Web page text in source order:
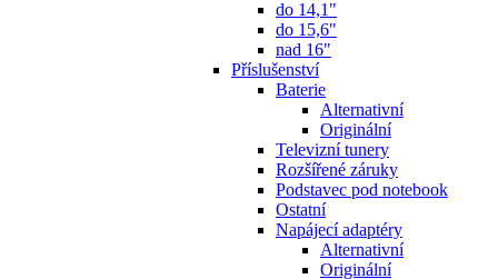
do 14,1"
do 15,6"
nad 16"
Příslušenství
Baterie
Alternativní
Originální
Televizní tunery
Rozšířené záruky
Podstavec pod notebook
Ostatní
Napájecí adaptéry
Alternativní
Originální